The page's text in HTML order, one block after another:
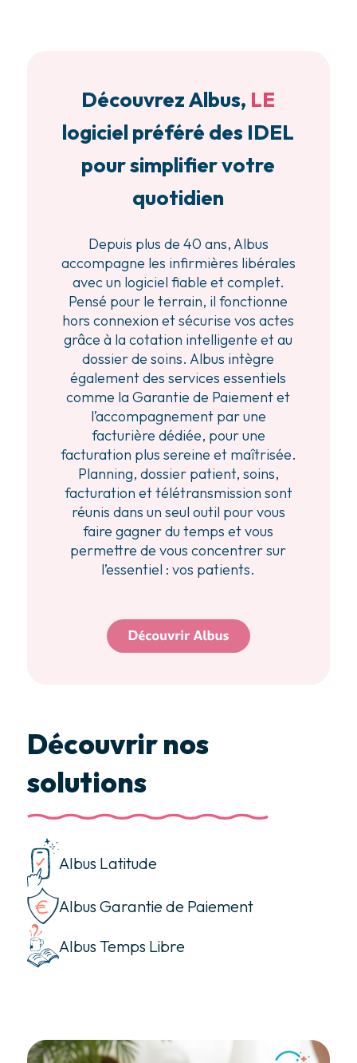
Découvrez Albus, LE
logiciel préféré des IDEL
pour simplifier votre
quotidien
Depuis plus de 40 ans, Albus
accompagne les infirmières libérales
avec un logiciel fiable et complet.
Pensé pour le terrain, il fonctionne
hors connexion et sécurise vos actes
grâce à la cotation intelligente et au
dossier de soins. Albus intègre
également des services essentiels
comme la Garantie de Paiement et
l’accompagnement par une
facturière dédiée, pour une
facturation plus sereine et maîtrisée.
Planning, dossier patient, soins,
facturation et télétransmission sont
réunis dans un seul outil pour vous
faire gagner du temps et vous
permettre de vous concentrer sur
l’essentiel : vos patients.
Découvrir nos
solutions
Albus Latitude
Albus Garantie de Paiement
Albus Temps Libre